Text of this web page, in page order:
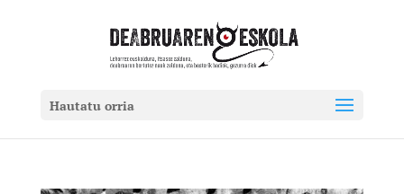
Hautatu orria